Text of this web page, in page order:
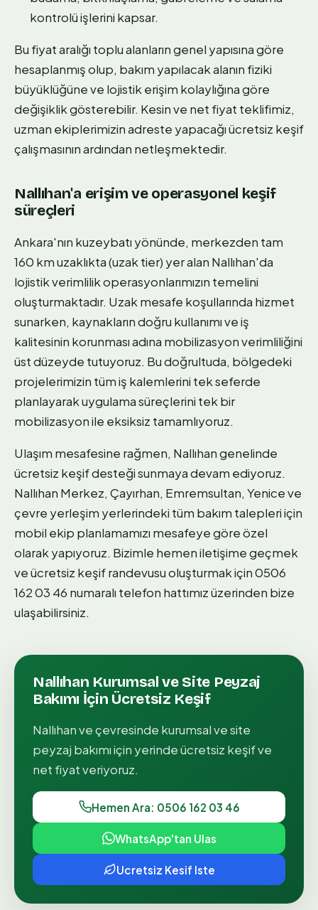
kontrolü işlerini kapsar.
Bu fiyat aralığı toplu alanların genel yapısına göre
hesaplanmış olup, bakım yapılacak alanın fiziki
büyüklüğüne ve lojistik erişim kolaylığına göre
değişiklik gösterebilir. Kesin ve net fiyat teklifimiz,
uzman ekiplerimizin adreste yapacağı ücretsiz keşif
çalışmasının ardından netleşmektedir.
Nallıhan'a erişim ve operasyonel keşif
süreçleri
Ankara'nın kuzeybatı yönünde, merkezden tam
160 km uzaklıkta (uzak tier) yer alan Nallıhan'da
lojistik verimlilik operasyonlarımızın temelini
oluşturmaktadır. Uzak mesafe koşullarında hizmet
sunarken, kaynakların doğru kullanımı ve iş
kalitesinin korunması adına mobilizasyon verimliliğini
üst düzeyde tutuyoruz. Bu doğrultuda, bölgedeki
projelerimizin tüm iş kalemlerini tek seferde
planlayarak uygulama süreçlerini tek bir
mobilizasyon ile eksiksiz tamamlıyoruz.
Ulaşım mesafesine rağmen, Nallıhan genelinde
ücretsiz keşif desteği sunmaya devam ediyoruz.
Nallıhan Merkez, Çayırhan, Emremsultan, Yenice ve
çevre yerleşim yerlerindeki tüm bakım talepleri için
mobil ekip planlamamızı mesafeye göre özel
olarak yapıyoruz. Bizimle hemen iletişime geçmek
ve ücretsiz keşif randevusu oluşturmak için 0506
162 03 46 numaralı telefon hattımız üzerinden bize
ulaşabilirsiniz.
Nallıhan Kurumsal ve Site Peyzaj
Bakımı İçin Ücretsiz Keşif
Nallıhanve çevresinde kurumsal ve site
peyzaj bakımıiçin yerinde ücretsiz keşif ve
net fiyat veriyoruz.
Hemen Ara: 0506 162 03 46
WhatsApp'tan Ulas
Ucretsiz Kesif Iste